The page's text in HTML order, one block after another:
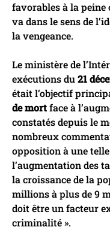
favorables à la peine
va dans le sens de
la vengeance.
Le ministère de
exécutions du21
était l’objectif
de mortface à
constatés depuis le
nombreux
opposition à une
l’augmentation des
la croissance de la
millions à plus de 9
doit être un facteur
criminalité ».